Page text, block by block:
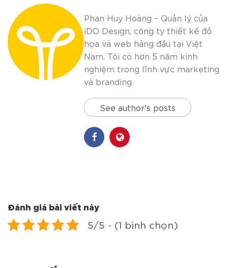
Phan Huy Hoàng – Quản lý của
iDO Design, công ty thiết kế đồ
họa và web hàng đầu tại Việt
Nam. Tôi có hơn 5 năm kinh
nghiệm trong lĩnh vực marketing
và branding
See author's posts
Đánh giá bài viết này
5/5 - (1 bình chọn)